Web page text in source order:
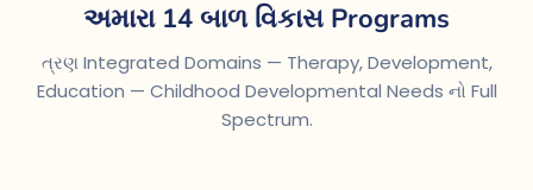
અમારા 14 બાળ વિકાસ Programs
ત્રણ Integrated Domains — Therapy, Development,
Education — Childhood Developmental Needs નો Full
Spectrum.